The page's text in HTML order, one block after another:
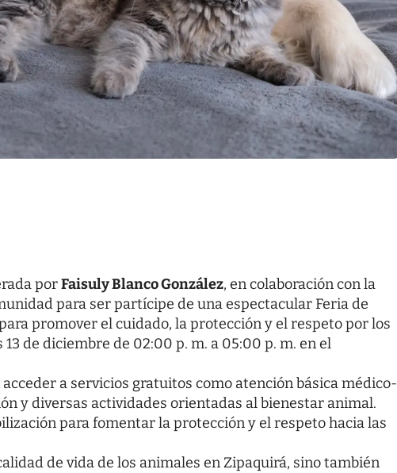
porFaisuly Blanco González, en colaboración con la
para ser partícipe de una espectacular Feria de
promover el cuidado, la protección y el respeto por los
de diciembre de 02:00 p. m. a 05:00 p. m. en el
a servicios gratuitos como atención básica médico-
y diversas actividades orientadas al bienestar animal.
para fomentar la protección y el respeto hacia las
de vida de los animales en Zipaquirá, sino también